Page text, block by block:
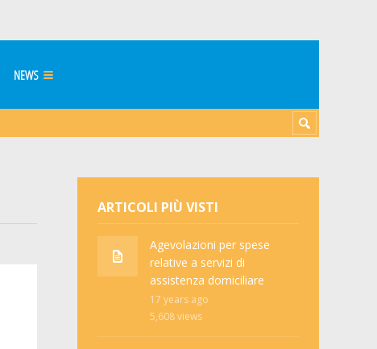
NEWS
ARTICOLI PIÙ VISTI
Agevolazioni per spese
relative a servizi di
assistenza domiciliare
17 years ago
5,608views